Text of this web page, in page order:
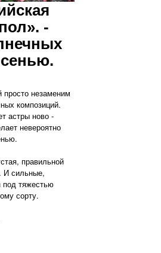
-
просто незаменим
композиций.
астры ново -
невероятно
правильной
И сильные,
под тяжестью
сорту.